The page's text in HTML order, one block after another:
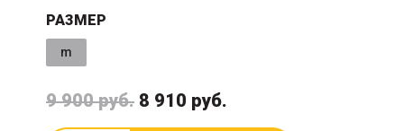
РАЗМЕР
m
9 900 руб. 8 910 руб.